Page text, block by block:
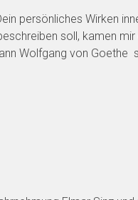
persönliches Wirken
soll, kamen
Wolfgang von Goethe